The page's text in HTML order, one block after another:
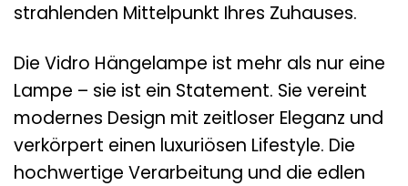
strahlenden Mittelpunkt Ihres Zuhauses.
Die Vidro Hängelampe ist mehr als nur eine
Lampe – sie ist ein Statement. Sie vereint
modernes Design mit zeitloser Eleganz und
verkörpert einen luxuriösen Lifestyle. Die
hochwertige Verarbeitung und die edlen